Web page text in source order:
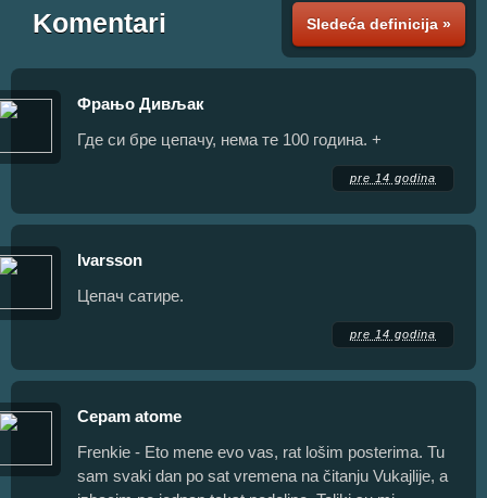
Sledeća definicija »
Komentari
Фрањо Дивљак
Где си бре цепачу, нема те 100 година. +
pre 14 godina
Ivarsson
Цепач сатире.
pre 14 godina
Cepam atome
Frenkie - Eto mene evo vas, rat lošim posterima. Tu
sam svaki dan po sat vremena na čitanju Vukajlije, a